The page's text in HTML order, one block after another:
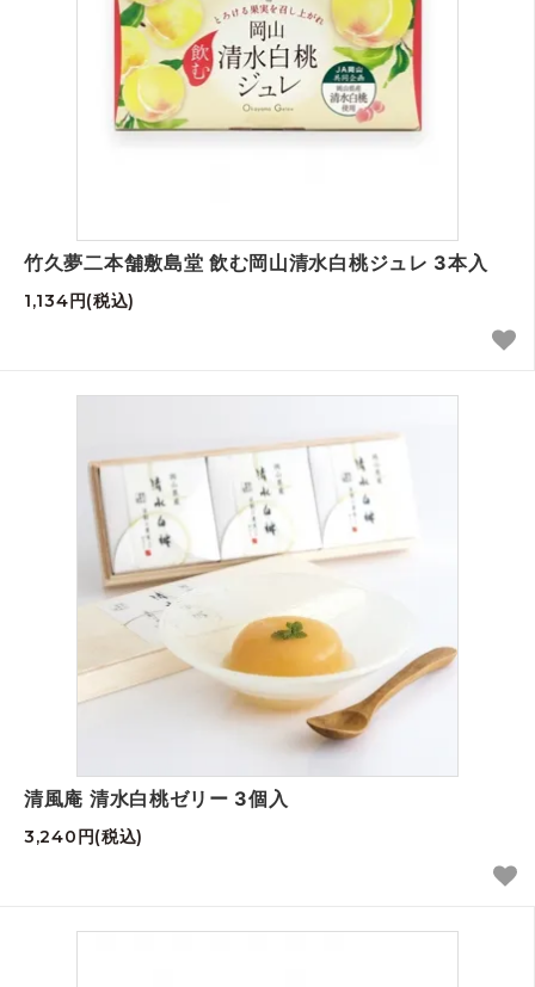
竹久夢二本舗敷島堂 飲む岡山清水白桃ジュレ 3本入
1,134円(税込)
清風庵 清水白桃ゼリー 3個入
3,240円(税込)